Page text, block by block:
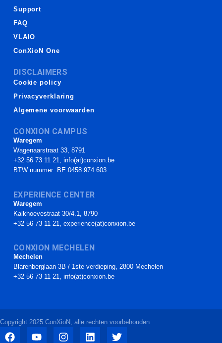
Support
FAQ
VLAIO
ConXioN One
DISCLAIMERS
Cookie policy
Privacyverklaring
Algemene voorwaarden
CONXION CAMPUS
Waregem
Wagenaarstraat 33, 8791
+32 56 73 11 21, info(at)conxion.be
BTW nummer: BE 0458.974.603
EXPERIENCE CENTER
Waregem
Kalkhoevestraat 30/4.1, 8790
+32 56 73 11 21, experience(at)conxion.be
CONXION MECHELEN
Mechelen
Blarenberglaan 3B / 1ste verdieping, 2800 Mechelen
+32 56 73 11 21, info(at)conxion.be
Copyright 2025 ConXioN, alle rechten voorbehouden